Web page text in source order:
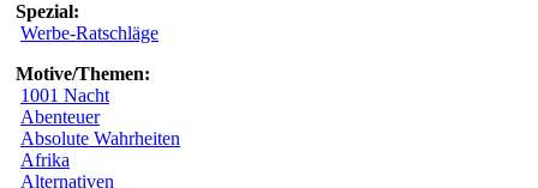
Spezial:
Werbe-Ratschläge
Motive/Themen:
1001 Nacht
Abenteuer
Absolute Wahrheiten
Afrika
Alternativen